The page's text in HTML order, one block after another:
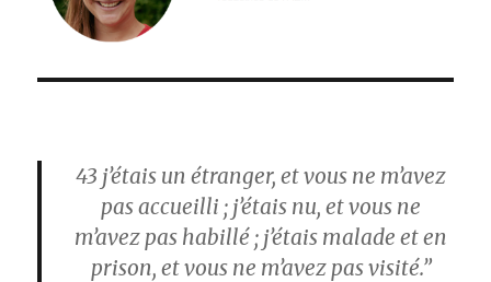
43 j’étais un étranger, et vous ne m’avez
pas accueilli ; j’étais nu, et vous ne
m’avez pas habillé ; j’étais malade et en
prison, et vous ne m’avez pas visité.”